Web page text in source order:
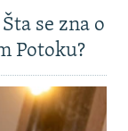
se zna o
Potoku?